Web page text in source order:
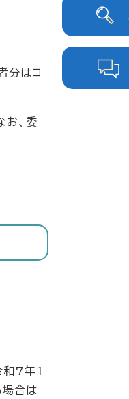
分はコ
お、委
和7年1
合は